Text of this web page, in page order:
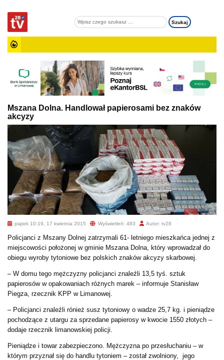
Mszana Dolna. Handlował papierosami bez znaków
akcyzy
piątek 10:19, 17 kwietnia 2015 Wyświetleń: 483 Autor: tv28
Policjanci z Mszany Dolnej zatrzymali 61- letniego mieszkańca jednej z
miejscowości położonej w gminie Mszana Dolna, który wprowadzał do
obiegu wyroby tytoniowe bez polskich znaków akcyzy skarbowej.
– W domu tego mężczyzny policjanci znaleźli 13,5 tyś. sztuk
papierosów w opakowaniach różnych marek – informuje Stanisław
Piegza, rzecznik KPP w Limanowej.
– Policjanci znaleźli rónież susz tytoniowy o wadze 25,7 kg. i pieniądze
pochodzące z utargu za sprzedane papierosy w kwocie 1550 złotych –
dodaje rzecznik limanowskiej policji.
Pieniądze i towar zabezpieczono. Mężczyzna po przesłuchaniu – w
którym przyznał się do handlu tytoniem – został zwolniony, jego